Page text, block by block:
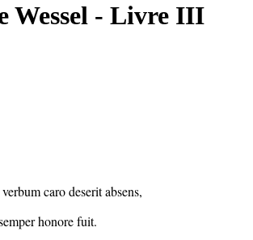
Wessel - Livre III
caro deserit absens,
honore fuit.